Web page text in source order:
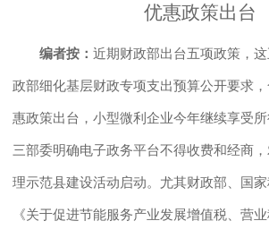
优惠政策出台
编者按： 近期财政部出台五项政策，
政部细化基层财政专项支出预算公开要求
惠政策出台，小型微利企业今年继续享受
三部委明确电子政务平台不得收费和经商
理示范县建设活动启动。尤其财政部、国
《关于促进节能服务产业发展增值税、营